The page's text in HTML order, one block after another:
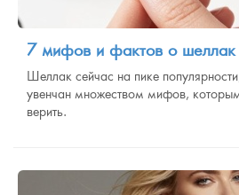
7 мифов и фактов о шеллак
Шеллак сейчас на пике
увенчан множеством мифов,
верить.